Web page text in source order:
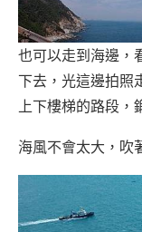
也可以走到海邊，
下去，光這邊拍照
上下樓梯的路段，
海風不會太大，吹